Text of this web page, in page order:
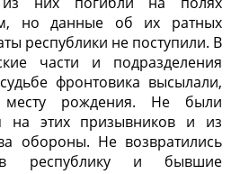
но данные об их ратных
республики не поступили. В
части и подразделения
фронтовика высылали,
рождения. Не были
на этих призывников и из
обороны. Не возвратились
республику и бывшие